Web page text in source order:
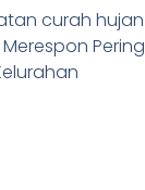
curah